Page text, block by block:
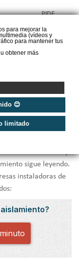
para mejorar la
(vídeos y
para mantener tus
obtener más
😊
limitado
PIDE
CALORYFRIO
✅
la eficiencia
sigue leyendo.
instaladoras de